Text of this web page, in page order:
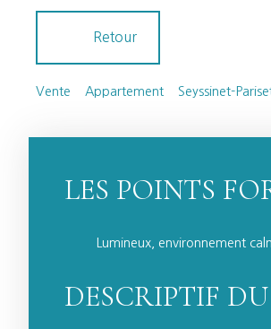
Retour
Vente Appartement Seyssinet-
LES POINTS
Lumineux, environnement
DESCRIPTIF